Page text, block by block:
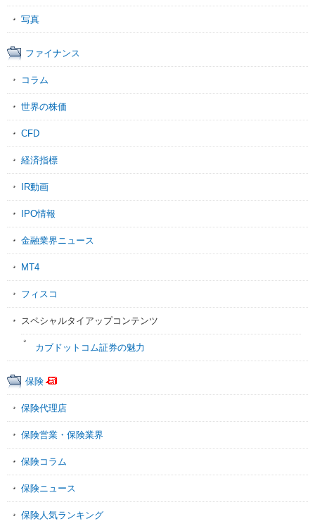
写真
ファイナンス
コラム
世界の株価
CFD
経済指標
IR動画
IPO情報
金融業界ニュース
MT4
フィスコ
スペシャルタイアップコンテンツ
カブドットコム証券の魅力
保険
保険代理店
保険営業・保険業界
保険コラム
保険ニュース
保険人気ランキング